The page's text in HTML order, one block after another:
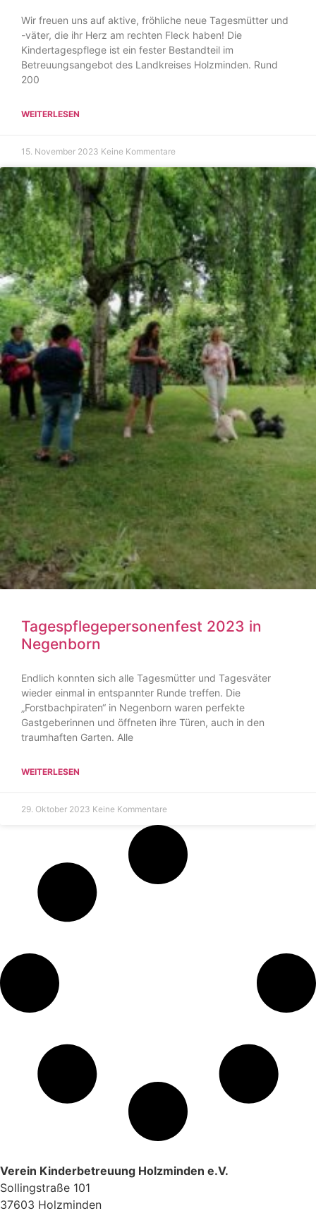
Wir freuen uns auf aktive, fröhliche neue Tagesmütter und
-väter, die ihr Herz am rechten Fleck haben! Die
Kindertagespflege ist ein fester Bestandteil im
Betreuungsangebot des Landkreises Holzminden. Rund
200
WEITERLESEN
15. November 2023 Keine Kommentare
Tagespflegepersonenfest 2023 in
Negenborn
Endlich konnten sich alle Tagesmütter und Tagesväter
wieder einmal in entspannter Runde treffen. Die
„Forstbachpiraten“ in Negenborn waren perfekte
Gastgeberinnen und öffneten ihre Türen, auch in den
traumhaften Garten. Alle
WEITERLESEN
29. Oktober 2023 Keine Kommentare
Verein Kinderbetreuung Holzminden e.V.
Sollingstraße 101
37603 Holzminden